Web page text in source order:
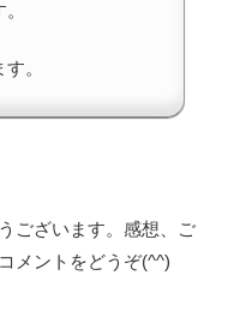
。
ございます。感想、ご
メントをどうぞ(^^)